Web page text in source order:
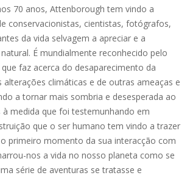
70 anos, Attenborough tem vindo a
conservacionistas, cientistas, fotógrafos,
da vida selvagem a apreciar e a
É mundialmente reconhecido pelo
faz acerca do desaparecimento da
alterações climáticas e de outras ameaças e
a tornar mais sombria e desesperada ao
à medida que foi testemunhando em
que o ser humano tem vindo a trazer
primeiro momento da sua interacção com
nos a vida no nosso planeta como se
série de aventuras se tratasse e